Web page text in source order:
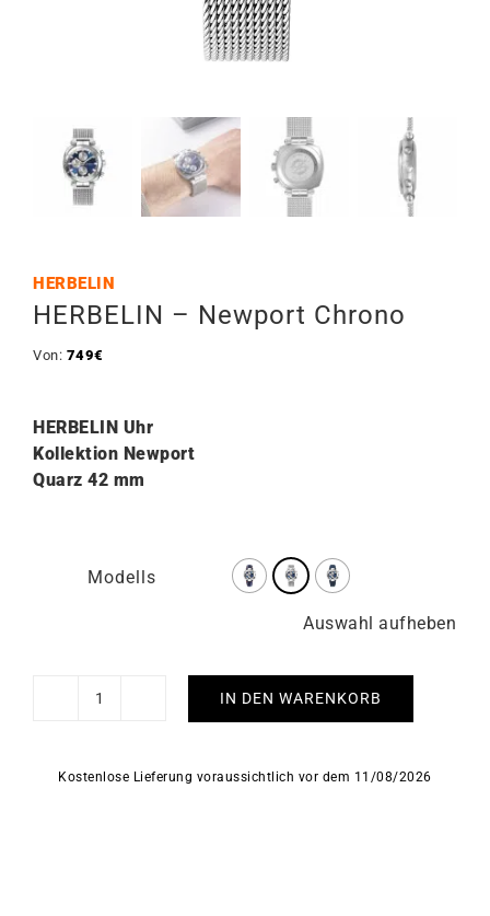
HERBELIN
HERBELIN – Newport Chrono
Von: 749€
HERBELIN Uhr
Kollektion Newport
Quarz 42 mm
Modells
Auswahl aufheben
HERBELIN
Chrono
IN DEN WARENKORB
Kostenlose Lieferung voraussichtlich vor dem 11/08/2026